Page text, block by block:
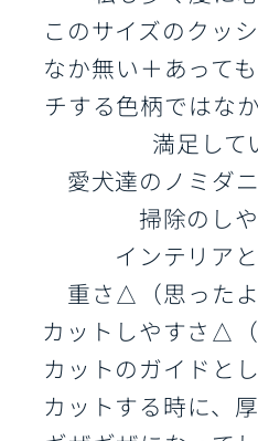
このサイズのクッ
なか無い＋あって
チする色柄ではな
満足して
愛犬達のノミダ
掃除のし
インテリア
重さ△（思ったよ
カットしやすさ△
カットのガイドと
カットする時に、